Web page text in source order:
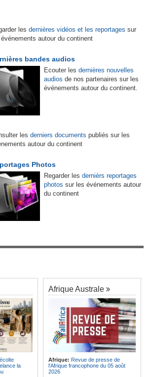
les dernières vidéos et les reportages sur
événements autour du continent
bandes audios
Ecouter les dernières nouvelles
audios de nos partenaires sur les
événements autour du continent.
les derniers documents publiés sur les
autour du continent
Photos
Regarder les dernièrs reportages
photos sur les événements autour
du continent
la
Afrique Australe
Afrique: Revue de presse de
l'Afrique francophone du 05 août
2026